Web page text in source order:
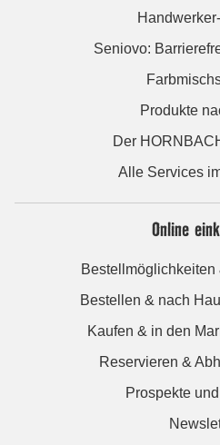
Seniovo:
Produkte
Der
Alle Services
Online
Bestellmöglichkeiten
Bestellen & nach
Kaufen & in den
Reservieren &
Prospekte